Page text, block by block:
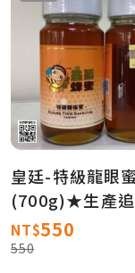
皇廷-特級龍眼
(700g)★生產
★【真情柑仔店
NT$550
550